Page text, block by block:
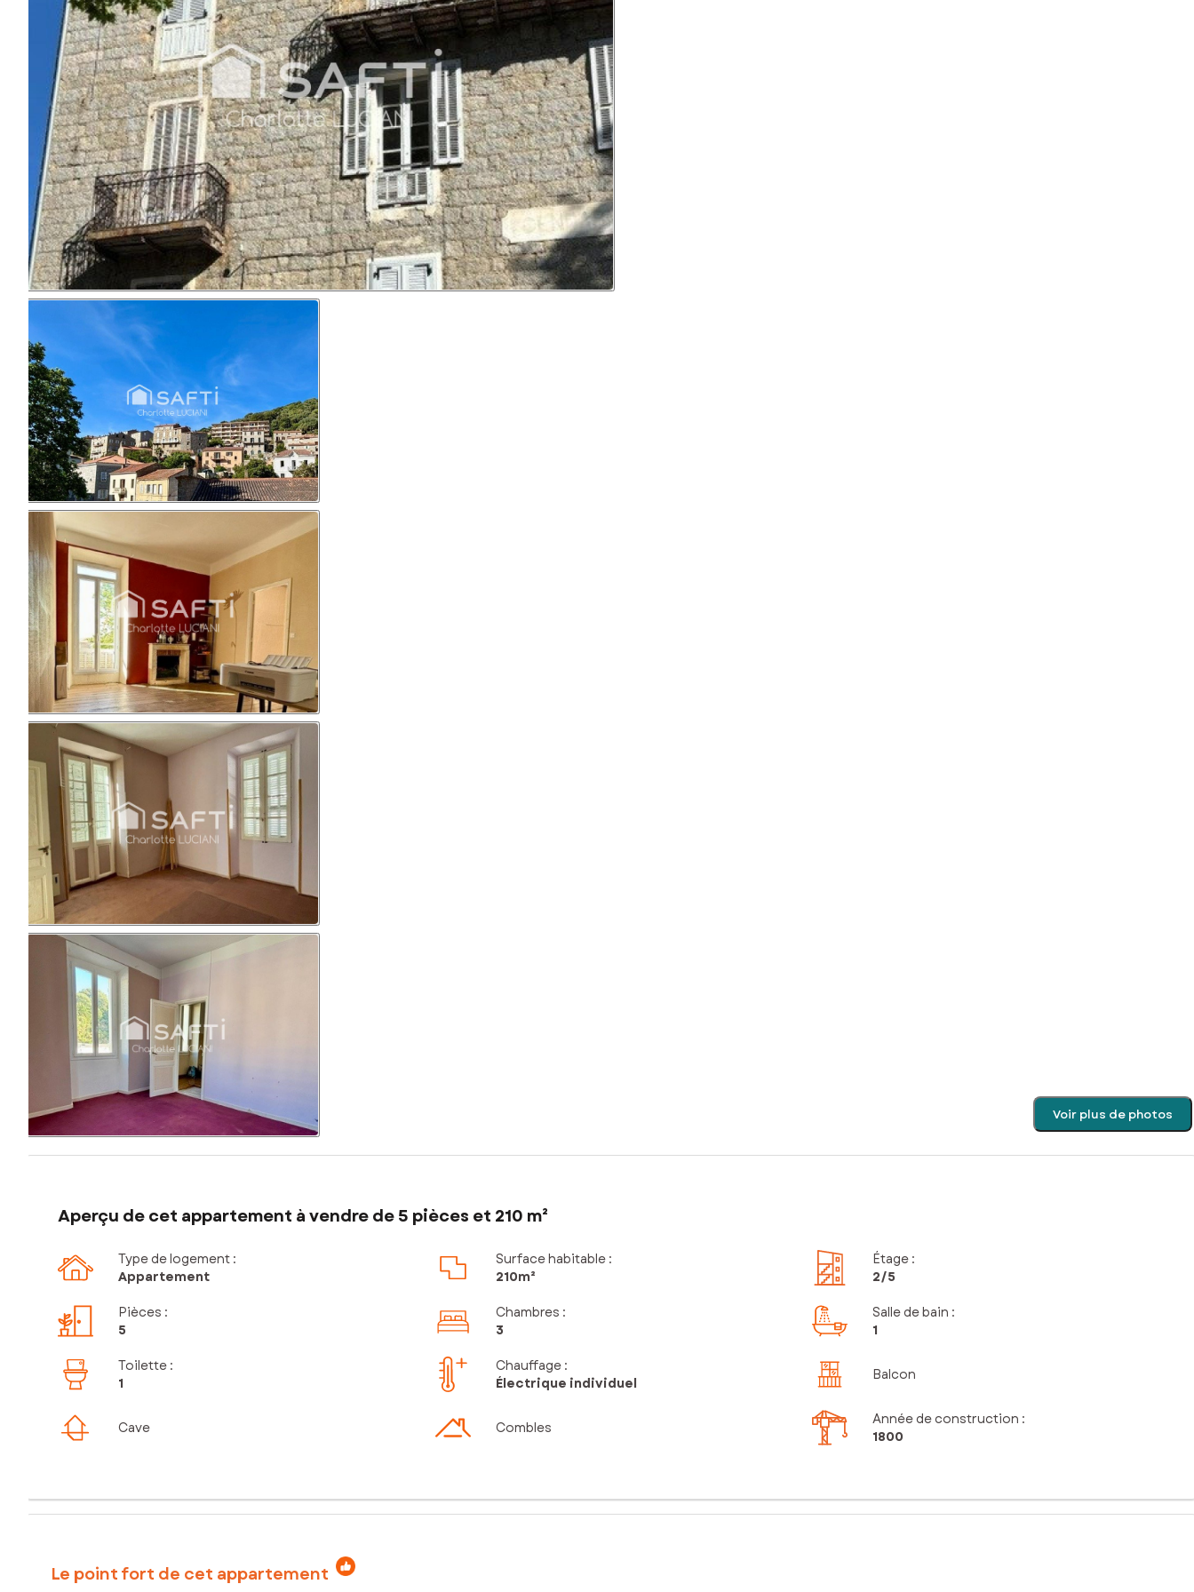
Voir plus de photos
Aperçu de cet appartement à vendre de 5 pièces et 210 m²
Type de logement :
Appartement
Surface habitable :
210m²
Étage :
2/5
Pièces :
5
Chambres :
3
Salle de bain :
1
Toilette :
1
Chauffage :
Électrique individuel
Balcon
Cave Combles
Année de construction :
1800
Le point fort de cet appartement